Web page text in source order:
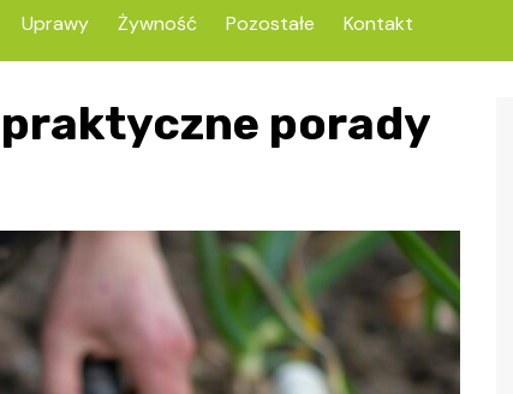
Uprawy Żywność Pozostałe Kontakt
porady